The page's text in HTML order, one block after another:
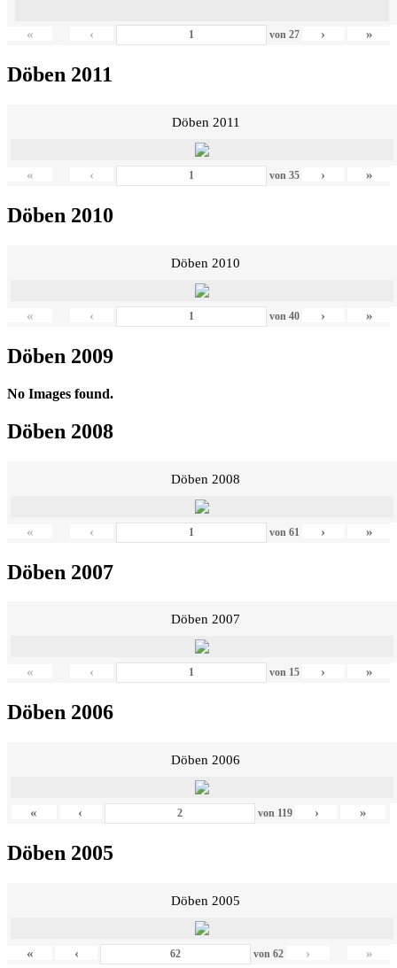
« ‹ von 27 › »
Döben 2011
Döben 2011
« ‹ von 35 › »
Döben 2010
Döben 2010
« ‹ von 40 › »
Döben 2009
No Images found.
Döben 2008
Döben 2008
« ‹ von 61 › »
Döben 2007
Döben 2007
« ‹ von 15 › »
Döben 2006
Döben 2006
« ‹ von 119 › »
Döben 2005
Döben 2005
« ‹ von62 › »